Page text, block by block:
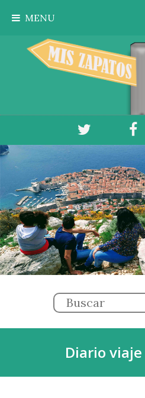
MENU
Diario